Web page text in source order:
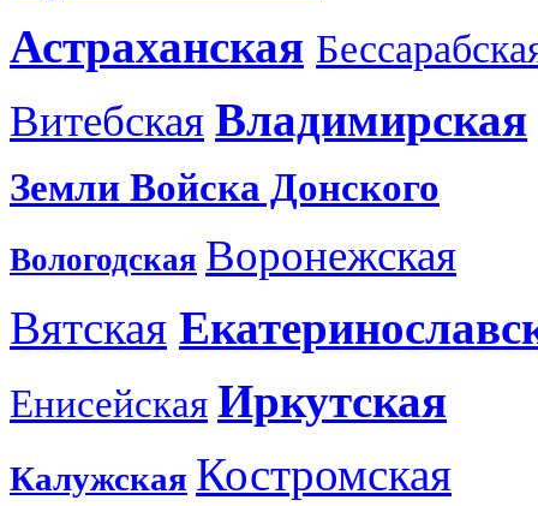
Астраханская
Витебская Владимирская
Земли Войска Донского
Вологодская Воронежская
Вятская
Енисейская Иркутская
Калужская Костромская